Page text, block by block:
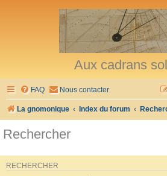
Aux cadrans
FAQ Nous contacter
La gnomonique Index du forum
Rechercher
RECHERCHER